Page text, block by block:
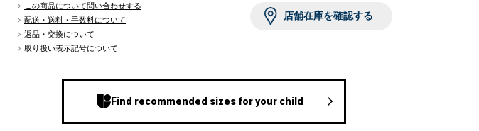
この商品について問い合わせする
配送・送料・手数料について
返品・交換について
取り扱い表示記号について
店舗在庫を確認する
Find recommended sizes for your child